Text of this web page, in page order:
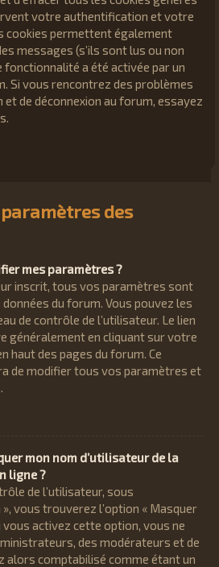
votre authentification et votre
cookies permettent également
messages (s’ils sont lus ou non
fonctionnalité a été activée par un
Si vous rencontrez des problèmes
de déconnexion au forum, essayez
des
mes paramètres ?
inscrit, tous vos paramètres sont
du forum. Vous pouvez les
de contrôle de l’utilisateur. Le lien
généralement en cliquant sur votre
haut des pages du forum. Ce
de modifier tous vos paramètres et
mon nom d’utilisateur de la
ligne ?
de l’utilisateur, sous
vous trouverez l’option « Masquer
vous activez cette option, vous ne
des modérateurs et de
alors comptabilisé comme étant un